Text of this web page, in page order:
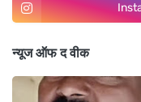
न्यूज ऑफ द वीक